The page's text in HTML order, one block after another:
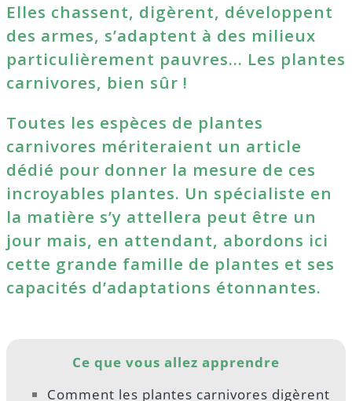
Elles chassent, digèrent, développent
des armes, s’adaptent à des milieux
particulièrement pauvres… Les plantes
carnivores, bien sûr !
Toutes les espèces de plantes
carnivores mériteraient un article
dédié pour donner la mesure de ces
incroyables plantes. Un spécialiste en
la matière s’y attellera peut être un
jour mais, en attendant, abordons ici
cette grande famille de plantes et ses
capacités d’adaptations étonnantes.
Ce que vous allez apprendre
Comment les plantes carnivores digèrent